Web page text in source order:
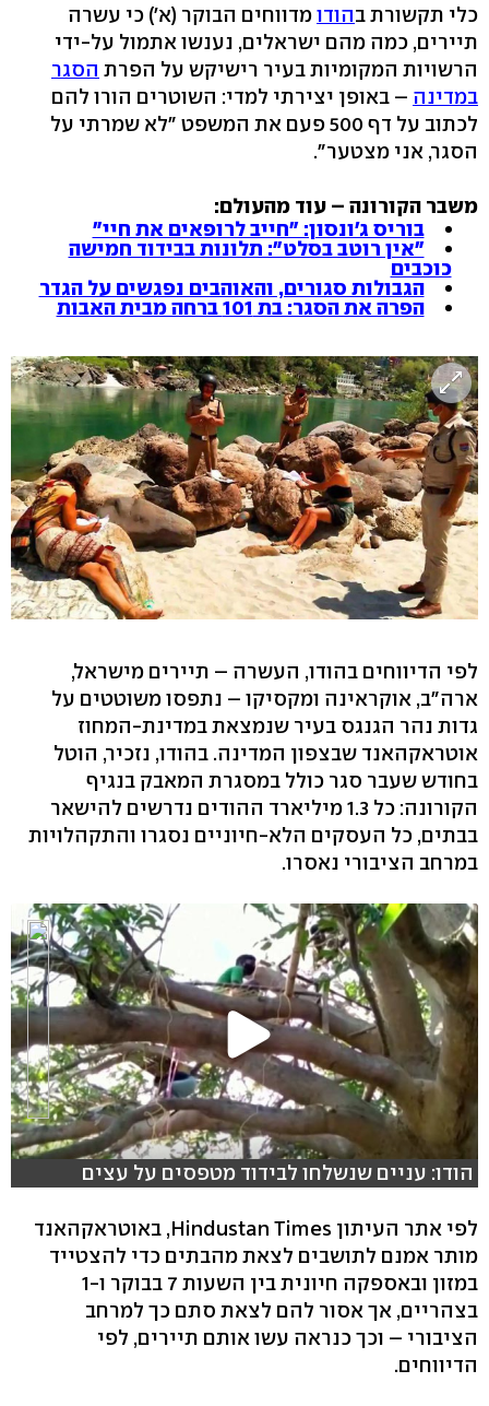
כלי תקשורת בהודומדווחים הבוקר (א') כי עשרה
תיירים, כמה מהם ישראלים, נענשו אתמול על-ידי
הרשויות המקומיות בעיר רישיקש על הפרת הסגר
במדינה – באופן יצירתי למדי: השוטרים הורו להם
לכתוב על דף 500 פעם את המשפט "לא שמרתי על
הסגר, אני מצטער".
משבר הקורונה – עוד מהעולם:
בוריס ג'ונסון: "חייב לרופאים את חיי"
"אין רוטב בסלט": תלונות בבידוד חמישה
כוכבים
הגבולות סגורים, והאוהבים נפגשים על הגדר
הפרה את הסגר: בת 101 ברחה מבית האבות
לפי הדיווחים בהודו, העשרה – תיירים מישראל,
ארה"ב, אוקראינה ומקסיקו – נתפסו משוטטים על
גדות נהר הגנגס בעיר שנמצאת במדינת-המחוז
אוטראקהאנד שבצפון המדינה. בהודו, נזכיר, הוטל
בחודש שעבר סגר כולל במסגרת המאבק בנגיף
הקורונה: כל 1.3 מיליארד ההודים נדרשים להישאר
בבתים, כל העסקים הלא-חיוניים נסגרו והתקהלויות
במרחב הציבורי נאסרו.
הודו: עניים שנשלחו לבידוד מטפסים על עצים
לפי אתר העיתון Hindustan Times, באוטראקהאנד
מותר אמנם לתושבים לצאת מהבתים כדי להצטייד
במזון ובאספקה חיונית בין השעות 7 בבוקר ו-1
בצהריים, אך אסור להם לצאת סתם כך למרחב
הציבורי – וכך כנראה עשו אותם תיירים, לפי
הדיווחים.